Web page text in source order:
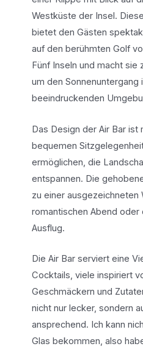
Westküste der Insel.
bietet den Gästen
auf den berühmten Golf
Fünf Inseln und macht sie
um den Sonnenuntergang
beeindruckenden
Das Design der Air Bar
bequemen
ermöglichen, die
entspannen. Die
zu einer ausgezeichneten
romantischen Abend oder
Ausflug.
Die Air Bar serviert eine
Cocktails, viele inspiriert
Geschmäckern und
nicht nur lecker, sondern
ansprechend. Ich kann
Glas bekommen, also